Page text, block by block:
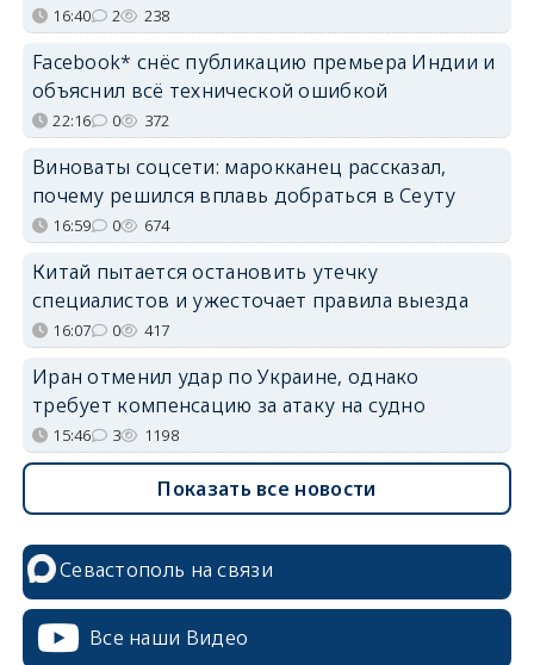
16:40 2 238
Facebook* снёс публикацию премьера Индии и
объяснил всё технической ошибкой
22:16 0 372
Виноваты соцсети: марокканец рассказал,
почему решился вплавь добраться в Сеуту
16:59 0 674
Китай пытается остановить утечку
специалистов и ужесточает правила выезда
16:07 0 417
Иран отменил удар по Украине, однако
требует компенсацию за атаку на судно
15:46 3 1198
Показать все новости
Севастополь на связи
Все наши Видео